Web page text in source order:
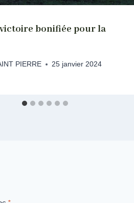
bonifiée pour la
PIERRE 25 janvier 2024